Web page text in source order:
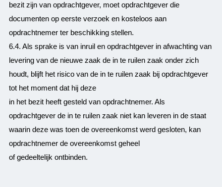
bezit zijn van opdrachtgever, moet opdrachtgever die
documenten op eerste verzoek en kosteloos aan
opdrachtnemer ter beschikking stellen.
6.4. Als sprake is van inruil en opdrachtgever in afwachting van
levering van de nieuwe zaak de in te ruilen zaak onder zich
houdt, blijft het risico van de in te ruilen zaak bij opdrachtgever
tot het moment dat hij deze
in het bezit heeft gesteld van opdrachtnemer. Als
opdrachtgever de in te ruilen zaak niet kan leveren in de staat
waarin deze was toen de overeenkomst werd gesloten, kan
opdrachtnemer de overeenkomst geheel
of gedeeltelijk ontbinden.